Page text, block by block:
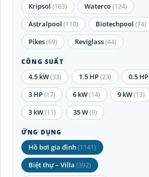
Kripsol (163) Waterco(124)
Astralpool (110) Biotechpool (74)
Pikes(69) Reviglass(44)
CÔNG SUẤT
4.5 kW(33) 1.5 HP(23) 0.5 HP
3 HP(17) 6 kW(14) 9 kW(13)
3 kW(11) 35 W(9)
ỨNG DỤNG
Hồ bơi gia đình(1141)
Biệt thự – Villa (392)